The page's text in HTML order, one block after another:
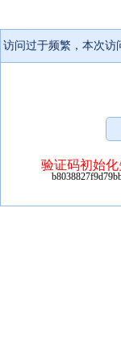
访问过于频繁，本次访
验证码初始化